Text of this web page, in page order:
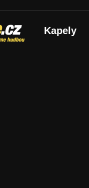
Kapely